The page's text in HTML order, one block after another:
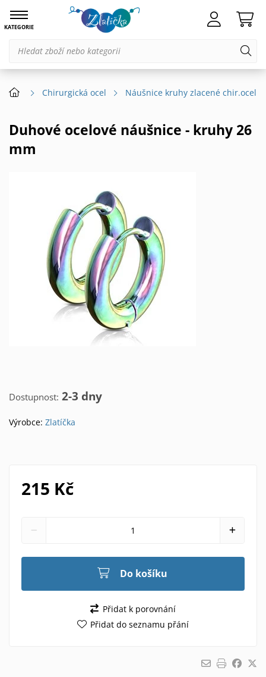
KATEGORIE
Chirurgická ocel Náušnice kruhy zlacené chir.ocel
Duhové ocelové náušnice - kruhy 26
mm
Dostupnost: 2-3 dny
Výrobce: Zlatíčka
215 Kč
Do košíku
Přidat k porovnání
Přidat do seznamu přání